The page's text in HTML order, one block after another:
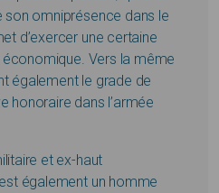
omniprésence dans le
d’exercer une certaine
Vers la même
également le grade de
honoraire dans l’armée
et ex-haut
également un homme